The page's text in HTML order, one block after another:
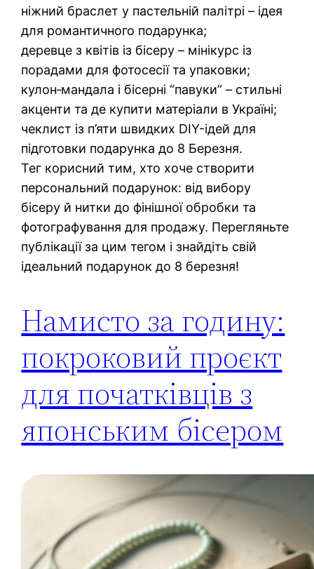
ніжний браслет у пастельній палітрі – ідея
для романтичного подарунка;
деревце з квітів із бісеру – мінікурс із
порадами для фотосесії та упаковки;
кулон‑мандала і бісерні “павуки” – стильні
акценти та де купити матеріали в Україні;
чеклист із п’яти швидких DIY-ідей для
підготовки подарунка до 8 Березня.
Тег корисний тим, хто хоче створити
персональний подарунок: від вибору
бісеру й нитки до фінішної обробки та
фотографування для продажу. Перегляньте
публікації за цим тегом і знайдіть свій
ідеальний подарунок до 8 березня!
Намисто за годину:
покроковий проєкт
для початківців з
японським бісером